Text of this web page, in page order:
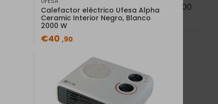
eléctrico, Interior, Negro, Giratorio, 2400
Añadir al carrito
Calefactor eléctrico Ufesa Alpha
Ceramic Interior Negro, Blanco
2000 W
€40 ,90